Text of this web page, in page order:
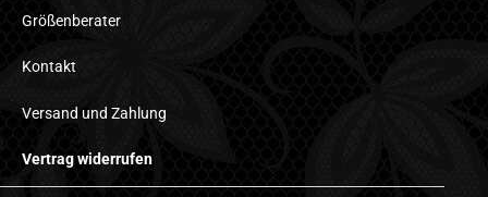
Größenberater
Kontakt
Versand und Zahlung
Vertrag widerrufen